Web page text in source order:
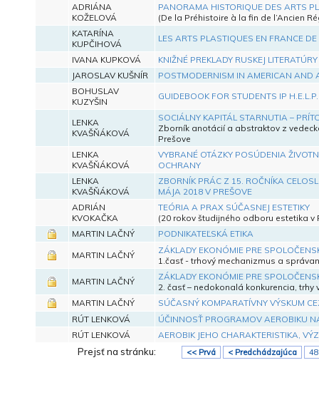
ADRIÁNA
KOŽELOVÁ
PANORAMA HISTORIQUE DES ARTS
(De la Préhistoire à la fin de l’Ancien
KATARÍNA
KUPČIHOVÁ
LES ARTS PLASTIQUES EN FRANCE
IVANA KUPKOVÁ
KNIŽNÉ PREKLADY RUSKEJ
JAROSLAV KUŠNÍR
POSTMODERNISM IN AMERICAN AND
BOHUSLAV
KUZYŠIN
GUIDEBOOK FOR STUDENTS IP H.E.L.P.
LENKA
KVAŠŇÁKOVÁ
SOCIÁLNY KAPITÁL STARNUTIA –
Zborník anotácií a abstraktov z
Prešove
LENKA
KVAŠŇÁKOVÁ
VYBRANÉ OTÁZKY POSÚDENIA
OCHRANY
LENKA
KVAŠŇÁKOVÁ
ZBORNÍK PRÁC Z 15. ROČNÍKA
MÁJA 2018 V PREŠOVE
ADRIÁN
KVOKAČKA
TEÓRIA A PRAX SÚČASNEJ ESTETIKY
(20 rokov študijného odboru estetika v
MARTIN LAČNÝ
PODNIKATEĽSKÁ ETIKA
MARTIN LAČNÝ
ZÁKLADY EKONÓMIE PRE
1.časť - trhový mechanizmus a
MARTIN LAČNÝ
ZÁKLADY EKONÓMIE PRE
2. časť – nedokonalá konkurencia,
MARTIN LAČNÝ
SÚČASNÝ KOMPARATÍVNY VÝSKUM
RÚT LENKOVÁ
ÚČINNOSŤ PROGRAMOV AEROBIKU
RÚT LENKOVÁ
AEROBIK JEHO CHARAKTERISTIKA,
Prejsť na stránku: << Prvá < Predchádzajúca 48